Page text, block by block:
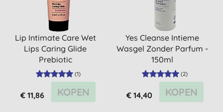
Lip Intimate Care Wet
Lips Caring Glide
Prebiotic
(1)
€ 11,86 KOPEN
Yes Cleanse Intieme
Wasgel Zonder Parfum -
150ml
(2)
€ 14,40 KOPEN